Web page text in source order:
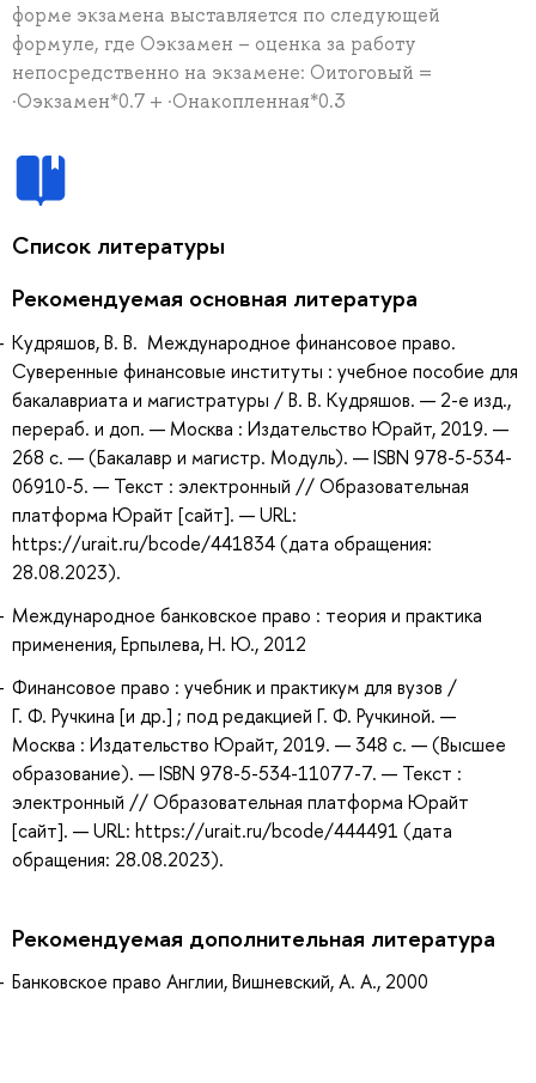
форме экзамена выставляется по следующей
формуле, где Оэкзамен – оценка за работу
непосредственно на экзамене: Оитоговый =
·Оэкзамен*0.7 + ·Онакопленная*0.3
Список литературы
Рекомендуемая основная литература
Кудряшов, В. В. Международное финансовое право.
Суверенные финансовые институты : учебное пособие для
бакалавриата и магистратуры / В. В. Кудряшов. — 2-е изд.,
перераб. и доп. — Москва : Издательство Юрайт, 2019. —
268 с. — (Бакалавр и магистр. Модуль). — ISBN 978-5-534-
06910-5. — Текст : электронный // Образовательная
платформа Юрайт [сайт]. — URL:
https://urait.ru/bcode/441834 (дата обращения:
28.08.2023).
Международное банковское право : теория и практика
применения, Ерпылева, Н. Ю., 2012
Финансовое право : учебник и практикум для вузов /
Г. Ф. Ручкина [и др.] ; под редакцией Г. Ф. Ручкиной. —
Москва : Издательство Юрайт, 2019. — 348 с. — (Высшее
образование). — ISBN 978-5-534-11077-7. — Текст :
электронный // Образовательная платформа Юрайт
[сайт]. — URL: https://urait.ru/bcode/444491 (дата
обращения: 28.08.2023).
Рекомендуемая дополнительная литература
Банковское право Англии, Вишневский, А. А., 2000